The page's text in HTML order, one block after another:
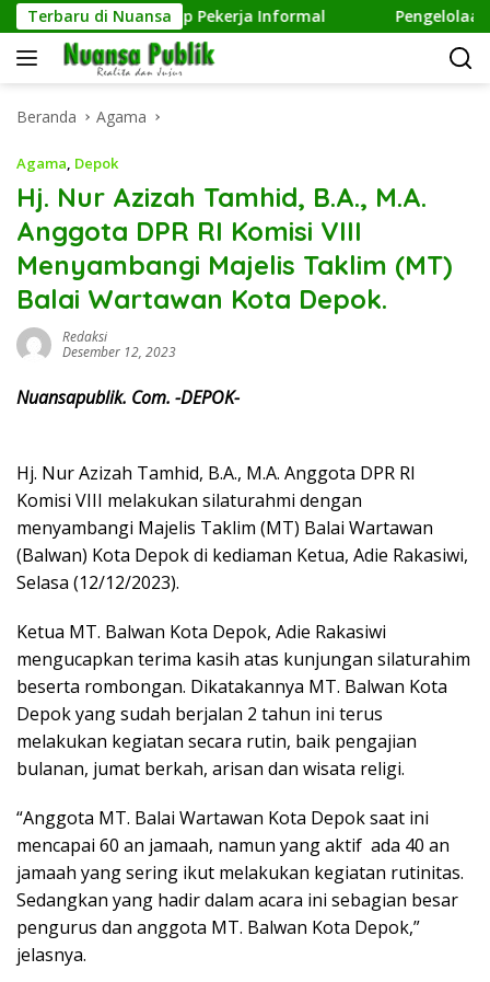
Langsung
ke
konten
Terbaru di Nuansa
terhadap Pekerja Informal Pengelolaan
Beranda Agama
Agama, Depok
Hj. Nur Azizah Tamhid, B.A., M.A.
Anggota DPR RI Komisi VIII
Menyambangi Majelis Taklim (MT)
Balai Wartawan Kota Depok.
Redaksi
Desember 12, 2023
Nuansapublik. Com. -DEPOK-
Hj. Nur Azizah Tamhid, B.A., M.A. Anggota DPR RI
Komisi VIII melakukan silaturahmi dengan
menyambangi Majelis Taklim (MT) Balai Wartawan
(Balwan) Kota Depok di kediaman Ketua, Adie Rakasiwi,
Selasa (12/12/2023).
Ketua MT. Balwan Kota Depok, Adie Rakasiwi
mengucapkan terima kasih atas kunjungan silaturahim
beserta rombongan. Dikatakannya MT. Balwan Kota
Depok yang sudah berjalan 2 tahun ini terus
melakukan kegiatan secara rutin, baik pengajian
bulanan, jumat berkah, arisan dan wisata religi.
“Anggota MT. Balai Wartawan Kota Depok saat ini
mencapai 60 an jamaah, namun yang aktif ada 40 an
jamaah yang sering ikut melakukan kegiatan rutinitas.
Sedangkan yang hadir dalam acara ini sebagian besar
pengurus dan anggota MT. Balwan Kota Depok,”
jelasnya.